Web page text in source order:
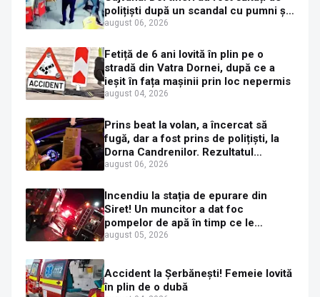
polițiști după un scandal cu pumni și
mașini distruse
august 06, 2026
Fetiță de 6 ani lovită în plin pe o
stradă din Vatra Dornei, după ce a
ieșit în fața mașinii prin loc nepermis
august 04, 2026
Prins beat la volan, a încercat să
fugă, dar a fost prins de polițiști, la
Dorna Candrenilor. Rezultatul
etilotestului: 1,59 mg/l alcool pur în
august 06, 2026
Incendiu la stația de epurare din
Siret! Un muncitor a dat foc
pompelor de apă în timp ce le
alimenta cu combustibil
august 05, 2026
Accident la Șerbănești! Femeie lovită
în plin de o dubă